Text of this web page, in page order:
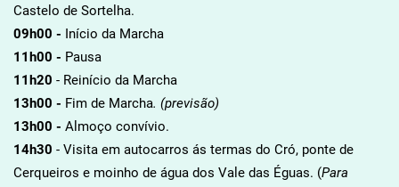
Castelo de Sortelha.
09h00 - Início da Marcha
11h00 - Pausa
11h20 - Reinício da Marcha
13h00 - Fim de Marcha. (previsão)
13h00 - Almoço convívio.
14h30 - Visita em autocarros ás termas do Cró, ponte de
Cerqueiros e moinho de água dos Vale das Éguas. (Para